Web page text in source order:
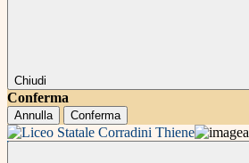
Chiudi
Conferma
Annulla Conferma